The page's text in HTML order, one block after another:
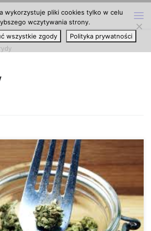
z najszybciej rozwijających się gałęzi
(zostały one zalegalizowane już w wielu
zarówno do użytku rekreacyjnego jak i
z normalizacją marihuany, wielu ludzi, którzy
tą substancją, zaczęło postrzegać ją jako
lub po prostu […]
wykorzystuje pliki cookies tylko w celu
wczytywania strony.
wszystkie zgody Polityka prywatności